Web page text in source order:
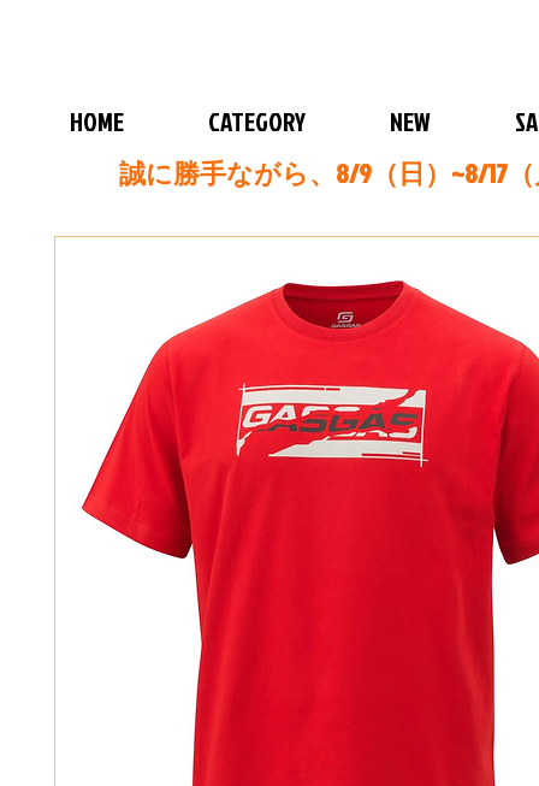
HOME CATEGORY NEW
誠に勝手ながら、8/9（日）~8/17